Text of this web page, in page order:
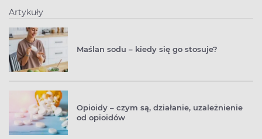
Artykuły
Maślan sodu – kiedy się go stosuje?
Opioidy – czym są, działanie, uzależnienie
od opioidów